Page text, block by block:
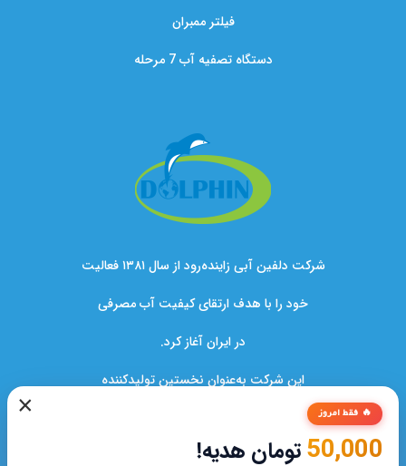
فیلتر ممبران
دستگاه تصفیه آب 7 مرحله
شرکت دلفین آبی زاینده‌رود از سال ۱۳۸۱ فعالیت
خود را با هدف ارتقای کیفیت آب مصرفی
در ایران آغاز کرد.
این شرکت به‌عنوان نخستین تولیدکننده
دستگاه‌های تصفیه آب در کشور،نقشی کلیدی
در بهبود سلامت خانواده‌ها و صنایع ایفا کرده است.
× 🔥 فقط امروز
50,000تومان هدیه!